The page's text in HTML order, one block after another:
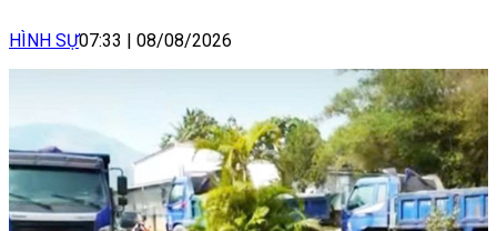
HÌNH SỰ07:33 | 08/08/2026